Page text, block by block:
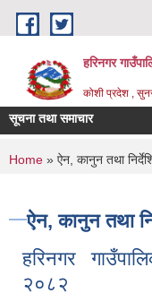
Skip to main content
हरिनगर
कोशी प्रदेश ,
सूचना तथा समाचार
गर |
You are
Home » ऐन, कानुन तथा
ऐन, कानुन तथा
हरिनगर
२०८२